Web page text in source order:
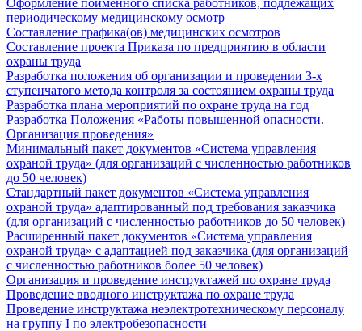
Оформление поименного списка работников, подлежащих
периодическому медицинскому осмотр
Составление графика(ов) медицинских осмотров
Составление проекта Приказа по предприятию в области
охраны труда
Разработка положения об организации и проведении 3-х
ступенчатого метода контроля за состоянием охраны труда
Разработка плана мероприятий по охране труда на год
Разработка Положения «Работы повышенной опасности.
Организация проведения»
Минимальный пакет документов «Система управления
охраной труда» (для организаций с численностью работников
до 50 человек)
Стандартный пакет документов «Система управления
охраной труда» адаптированный под требования заказчика
(для организаций с численностью работников до 50 человек)
Расширенный пакет документов «Система управления
охраной труда» с адаптацией под заказчика (для организаций
с численностью работников более 50 человек)
Организация и проведение инструктажей по охране труда
Проведение вводного инструктажа по охране труда
Проведение инструктажа неэлектротехническому персоналу
на группу I по электробезопасности